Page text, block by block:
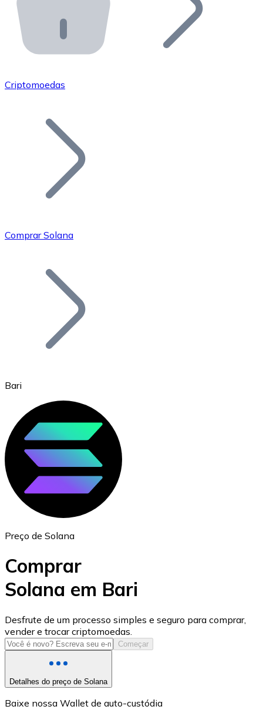
API Bitnovo
Integre nossa API no seu ecossistema.
Junte-se à nossa rede de revendedores e comercialize
Adicione o token do seu projeto ao nosso serviço de
Bitcoin
ETH
USD Coin
USDC
Criptomoedas
Comprar Solana
Bari
Preço de Solana
Comprar
Solana em Bari
Desfrute de um processo simples e seguro para comprar,
vender e trocar criptomoedas.
Começar
Detalhes do preço de Solana
Baixe nossa Wallet de auto-custódia